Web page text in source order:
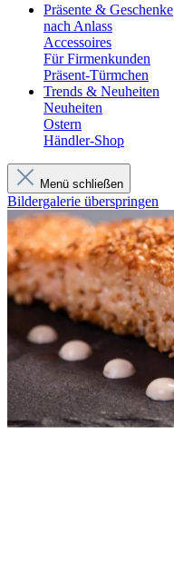
Präsente & Geschenke
nach Anlass
Accessoires
Für Firmenkunden
Präsent-Türmchen
Trends & Neuheiten
Neuheiten
Ostern
Händler-Shop
Menü schließen
Bildergalerie überspringen